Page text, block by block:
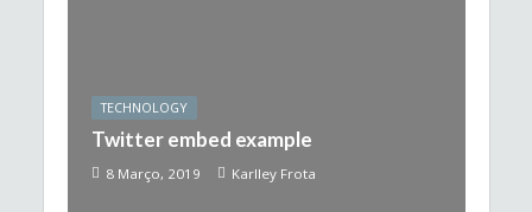
TECHNOLOGY
Twitter embed example
8 Março, 2019 Karlley Frota